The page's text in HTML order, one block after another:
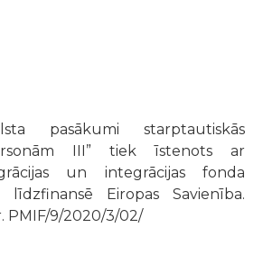
pasākumi starptautiskās
III” tiek īstenots ar
un integrācijas fonda
Eiropas Savienība.
PMIF/9/2020/3/02/